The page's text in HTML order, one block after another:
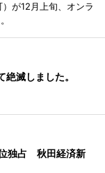
が12月上旬、オンラ
滅しました。
位独占 秋田経済新